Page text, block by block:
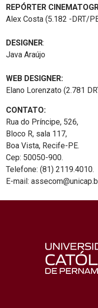
REPÓRTER
Alex Costa (5.182 -DRT/
DESIGNER:
Java Araújo
WEB DESIGNER:
Elano Lorenzato (2.781
CONTATO:
Rua do Príncipe, 526,
Bloco R, sala 117,
Boa Vista, Recife-PE.
Cep: 50050-900.
Telefone: (81) 2119.4010.
E-mail: